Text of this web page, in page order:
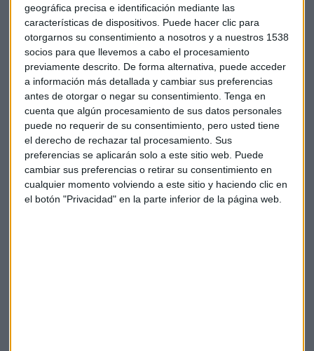
geográfica precisa e identificación mediante las
características de dispositivos. Puede hacer clic para
otorgarnos su consentimiento a nosotros y a nuestros 1538
socios para que llevemos a cabo el procesamiento
previamente descrito. De forma alternativa, puede acceder
a información más detallada y cambiar sus preferencias
antes de otorgar o negar su consentimiento. Tenga en
cuenta que algún procesamiento de sus datos personales
puede no requerir de su consentimiento, pero usted tiene
el derecho de rechazar tal procesamiento. Sus
preferencias se aplicarán solo a este sitio web. Puede
cambiar sus preferencias o retirar su consentimiento en
cualquier momento volviendo a este sitio y haciendo clic en
el botón "Privacidad" en la parte inferior de la página web.
AIRBUSmantiene previsiones después de presentar una
subida de los ingresos en el primer trimestre de un 24%
hasta los 12.550 millones de euros, en línea con lo esperado.
La semana pasada, su rival Boeing abandonó sus
perspectivas financieras para 2019 y detuvo la recompra de
acciones que tenía en marcha tras los dos accidentes
mortales de dos de sus aviones en cinco meses.
La aerolínea alemanaLUFTHANSAregistra una pérdida
neta de 342 millones de euros en los tres primeros meses del
año, afectada por el aumento de los costes de combustible y
el exceso de capacidad en Europa. Confían en una